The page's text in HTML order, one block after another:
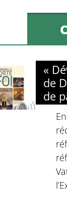
«
de
de